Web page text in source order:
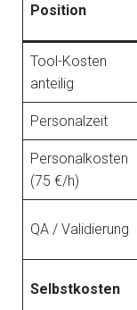
Position
Tool-Kosten
anteilig
Personalzeit
Personalkosten
(75 €/h)
QA / Validierung
Selbstkosten